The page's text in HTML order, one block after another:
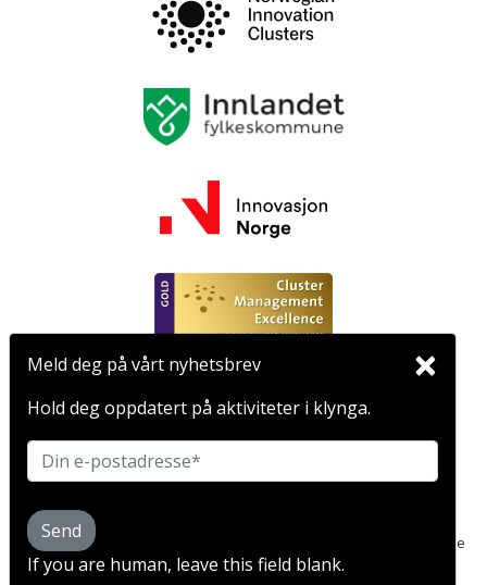
2020 © NCE Heidner Biocluster | Dette nettstedet bruker cookies. Se
vår personvernerklæring| Utviklet avDialecta kommunikasjon AS
Meld deg på vårt nyhetsbrev ×
Hold deg oppdatert på aktiviteter i klynga.
Send
If you are human, leave this field blank.